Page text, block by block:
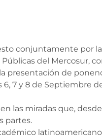
conjuntamente por la
del Mercosur,
presentación de
7 y 8 de Septiembre
las miradas que,
partes.